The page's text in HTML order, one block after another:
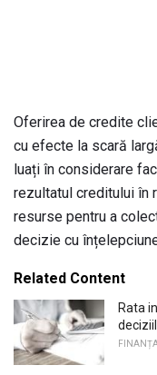
Oferirea de credite
cu efecte la scară
luați în considerare
rezultatul creditului în
resurse pentru a
decizie cu
Related Content
Rata